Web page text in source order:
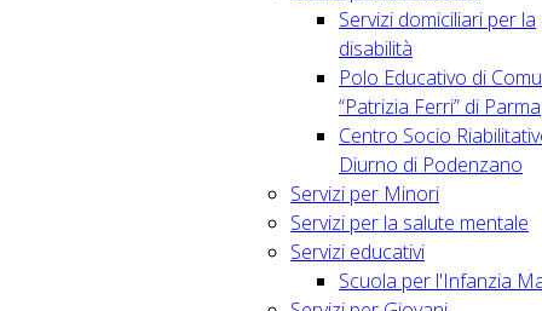
Servizi domiciliari per la
disabilità
Polo Educativo di
“Patrizia Ferri” di Parma
Centro Socio
Diurno di Podenzano
Servizi per Minori
Servizi per la salute mentale
Servizi educativi
Scuola per l'Infanzia